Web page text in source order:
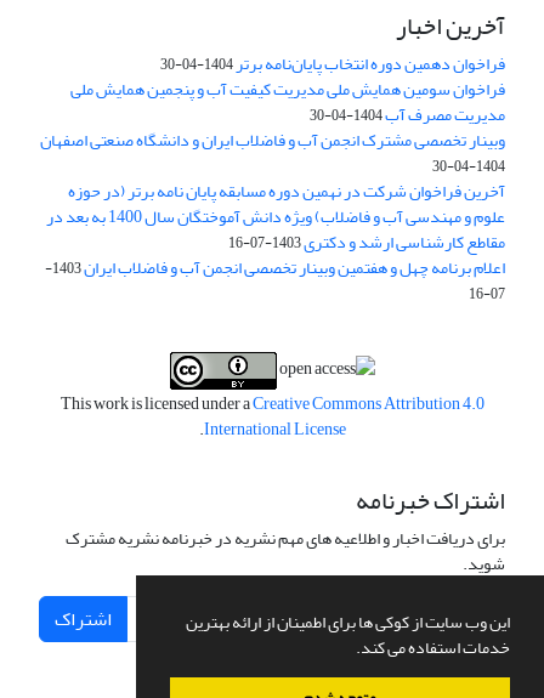
این وب سایت از کوکی ها برای اطمینان از ارائه بهترین
خدمات استفاده می کند.
آخرین اخبار
فراخوان دهمین دوره انتخاب پایان‌نامه برتر1404-04-30
فراخوان سومین همایش ملی مدیریت کیفیت آب و پنجمین همایش ملی
مدیریت مصرف آب1404-04-30
وبینار تخصصی مشترک انجمن آب و فاضلاب ایران و دانشگاه صنعتی اصفهان
1404-04-30
آخرین فراخوان شرکت در نهمین دوره مسابقه پایان نامه برتر (در حوزه
علوم و مهندسی آب و فاضلاب) ویژه دانش آموختگان سال 1400 به بعد در
مقاطع کارشناسی ارشد و دکتری1403-07-16
اعلام برنامه چهل و هفتمین وبینار تخصصی انجمن آب و فاضلاب ایران
1403-
07-16
This work is licensed under aCreative Commons Attribution 4.0
International License
.
اشتراک خبرنامه
برای دریافت اخبار و اطلاعیه های مهم نشریه در خبرنامه نشریه مشترک
شوید.
اشتراک